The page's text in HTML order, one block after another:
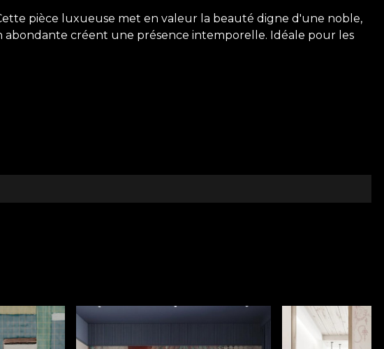
pièce luxueuse met en valeur la beauté digne d'une noble,
abondante créent une présence intemporelle. Idéale pour les